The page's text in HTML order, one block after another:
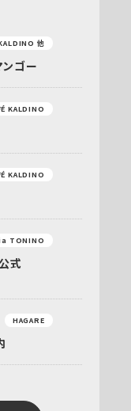
他
ンゴー
KALDINO
KALDINO
TONINO
式
HAGARE